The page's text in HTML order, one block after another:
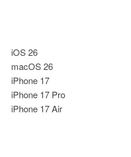
iOS 26
macOS 26
iPhone 17
iPhone 17 Pro
iPhone 17 Air